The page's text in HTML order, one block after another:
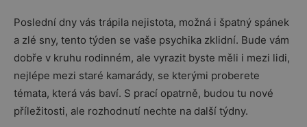
Poslední dny vás trápila nejistota, možná i špatný spánek
a zlé sny, tento týden se vaše psychika zklidní. Bude vám
dobře v kruhu rodinném, ale vyrazit byste měli i mezi lidi,
nejlépe mezi staré kamarády, se kterými proberete
témata, která vás baví. S prací opatrně, budou tu nové
příležitosti, ale rozhodnutí nechte na další týdny.